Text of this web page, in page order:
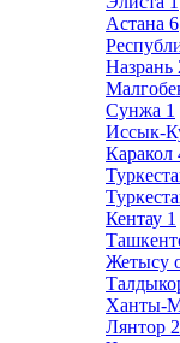
Астана 6
Назрань
Сунжа 1
Иссык-
Каракол
Кентау 1
Жетысу
Ханты-
Лянтор 2